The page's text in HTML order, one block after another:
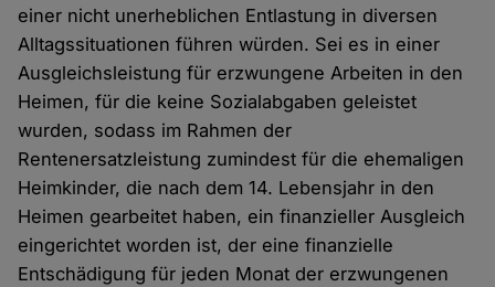
einer nicht unerheblichen Entlastung in diversen
Alltagssituationen führen würden. Sei es in einer
Ausgleichsleistung für erzwungene Arbeiten in den
Heimen, für die keine Sozialabgaben geleistet
wurden, sodass im Rahmen der
Rentenersatzleistung zumindest für die ehemaligen
Heimkinder, die nach dem 14. Lebensjahr in den
Heimen gearbeitet haben, ein finanzieller Ausgleich
eingerichtet worden ist, der eine finanzielle
Entschädigung für jeden Monat der erzwungenen